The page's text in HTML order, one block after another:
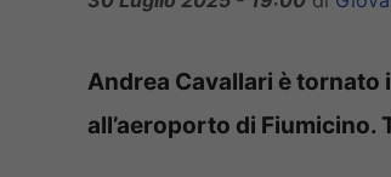
Andrea Cavallari è tornato
all’aeroporto di Fiumicino.